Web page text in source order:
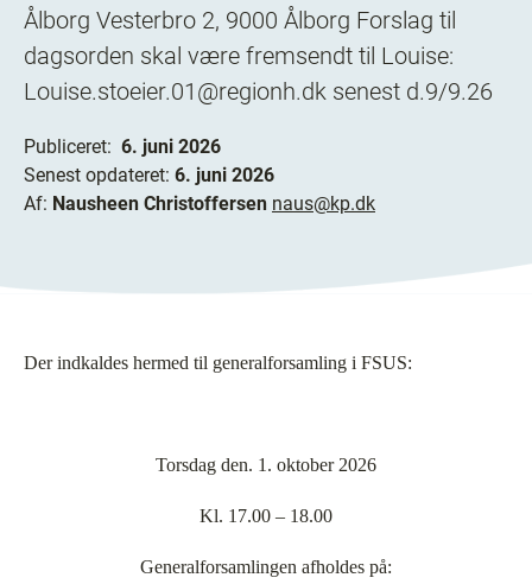
Ålborg Vesterbro 2, 9000 Ålborg Forslag til
dagsorden skal være fremsendt til Louise:
Louise.stoeier.01@regionh.dk senest d.9/9.26
Publiceret: 6. juni 2026
Senest opdateret: 6. juni 2026
Af: Nausheen Christoffersen naus@kp.dk
Der indkaldes hermed til generalforsamling i FSUS:
Torsdag den. 1. oktober 2026
Kl. 17.00 – 18.00
Generalforsamlingen afholdes på: